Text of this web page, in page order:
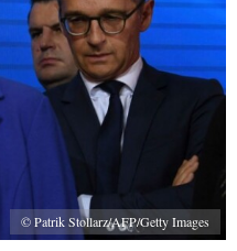
© Patrik Stollarz/AFP/Getty Images